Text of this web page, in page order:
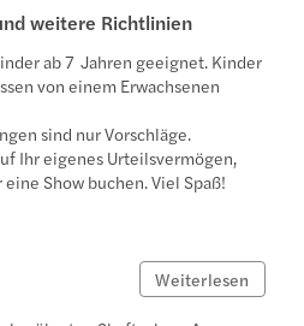
weitere Richtlinien
ab 7 Jahren geeignet. Kinder
von einem Erwachsenen
sind nur Vorschläge.
Ihr eigenes Urteilsvermögen,
Show buchen. Viel Spaß!
Weiterlesen